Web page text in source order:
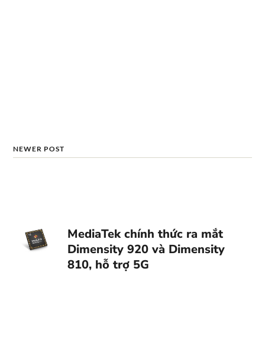
NEWER POST
MediaTek chính thức ra mắt
Dimensity 920 và Dimensity
810, hỗ trợ 5G